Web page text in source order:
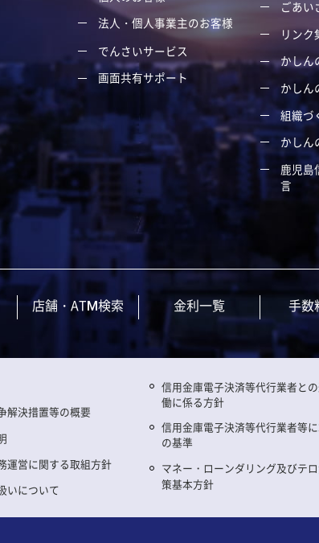
法人・個人事業主のお客様
でんさいサービス
画面共有サポート
ごあい
リンク
かしん
かしん
組織づ
かしん
鹿児
言
店舗・ATM検索 金利一覧 手数
解決措置等の概要
運営に関する取組方針
いについて
信用金庫電子決済等代行業者と
働に係る方針
信用金庫電子決済等代行業者等
の基準
マネー・ローンダリング及びテ
策基本方針